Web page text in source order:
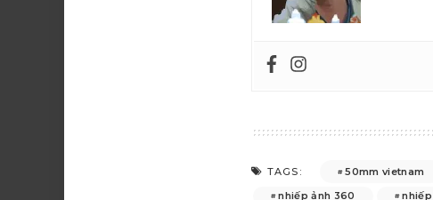
TAGS: 50mm vietnam
nhiếp ảnh 360